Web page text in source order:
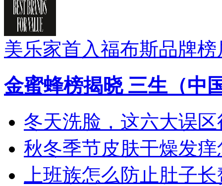
美乐家首入福布斯品牌
金蜜蜂榜揭晓 三生（中
冬天洗脸，这六大误
秋冬季节皮肤干燥发痒
上班族怎么防止肚子